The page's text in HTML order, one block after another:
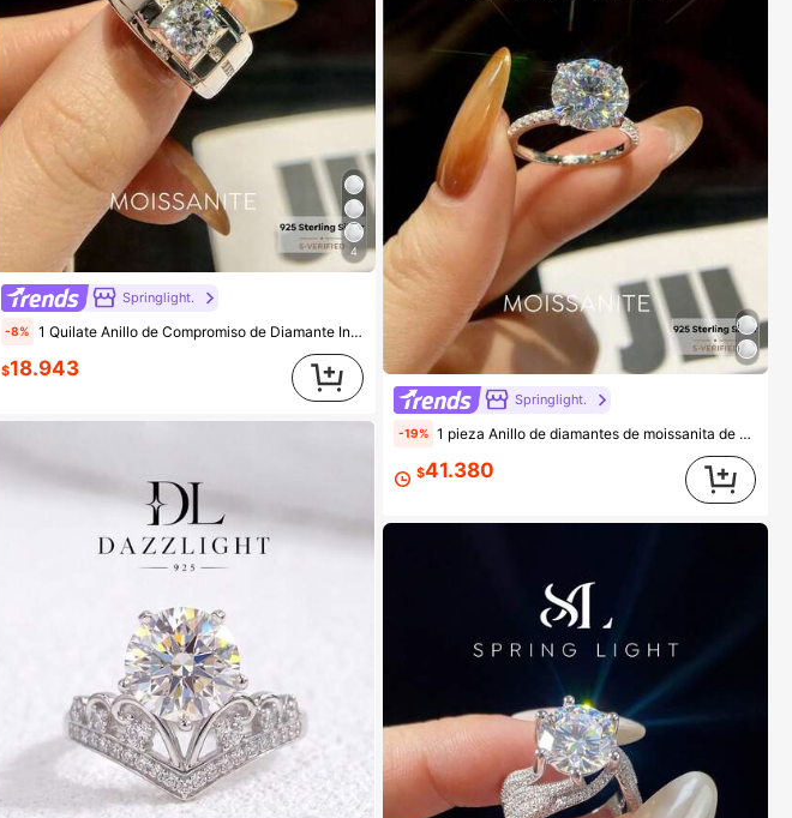
4
Springlight.
-8% 1 Quilate Anillo de Compromiso de Diamante Incoloro Moissanita de 4 Garras, Acentuado con Diamantes Engastados, Plata de Ley S925, Anillo Minimalista Romántico, Anillo Eterno, Anillo de Aniversario, Regalo de Joyería de Lujo
$18.943
Springlight.
-19% 1 pieza Anillo de diamantes de moissanita de 5 quilates con 4 garras simple, anillo de plata de ley 925, anillo de compromiso y boda para mujer, regalo de joyería de lujo, regalo de aniversario de boda
$41.380